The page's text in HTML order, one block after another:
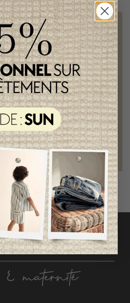
de 100 $ et plus
tendances
bonne cause